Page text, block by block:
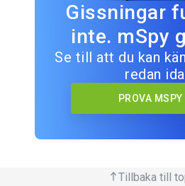
Gissningar
inte. mSpy
Se till att du kan
redan
PROVA MSPY
Tillbaka till